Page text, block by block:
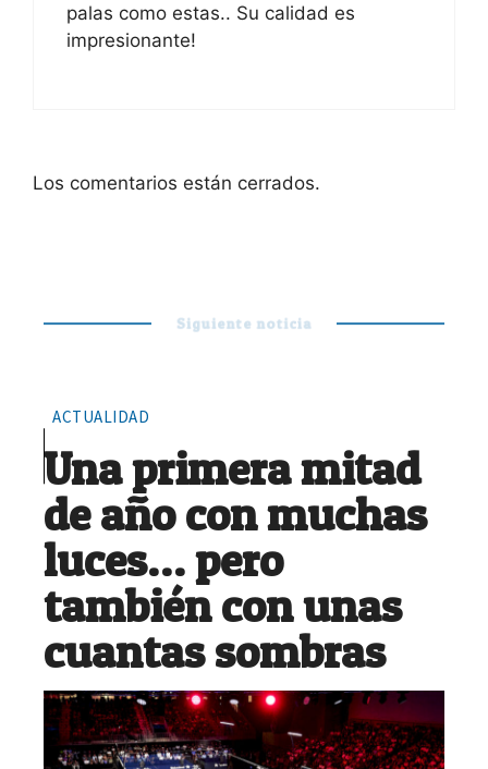
palas como estas.. Su calidad es
impresionante!
Los comentarios están cerrados.
Siguiente noticia
ACTUALIDAD
Una primera mitad
de año con muchas
luces… pero
también con unas
cuantas sombras